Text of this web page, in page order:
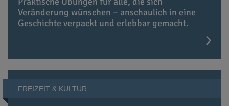
Veränderung wünschen – anschaulich in eine
Geschichte verpackt und erlebbar gemacht.
FREIZEIT & KULTUR